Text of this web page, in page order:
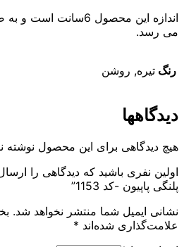
اندازه این محصول
می رسد.
رنگ تیره, روشن
دیدگاهها
هیچ دیدگاهی برای این محصول
اولین نفری باشید که دیدگاهی را
پلنگی پاپیون -کد 1153”
نشانی ایمیل شما منتشر نخواهد شد.
علامت‌گذاری شده‌اند *